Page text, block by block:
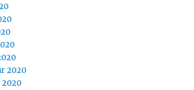
2020
2020